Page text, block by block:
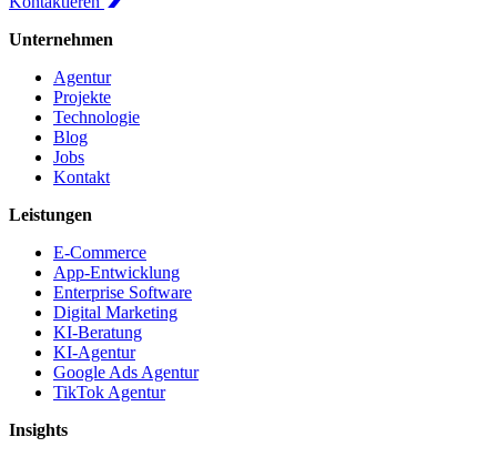
Unternehmen
Agentur
Projekte
Technologie
Blog
Jobs
Kontakt
Leistungen
E-Commerce
App-Entwicklung
Enterprise Software
Digital Marketing
KI-Beratung
KI-Agentur
Google Ads Agentur
TikTok Agentur
Insights